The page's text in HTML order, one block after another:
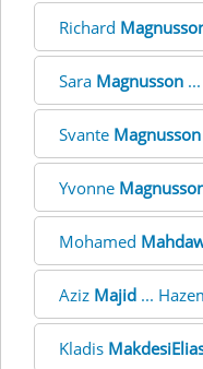
Richard
Sara Magnusson
Svante Magnusson
Yvonne
Mohamed
Aziz Majid ...
Kladis